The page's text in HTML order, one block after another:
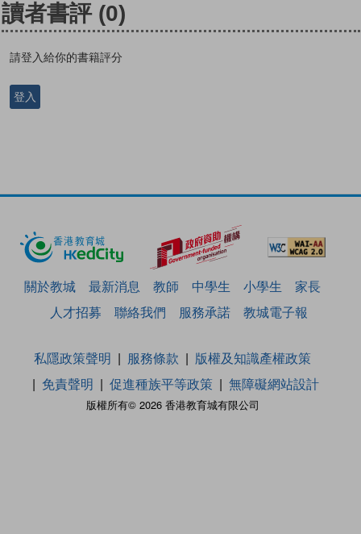
讀者書評 (0)
請登入給你的書籍評分
登入
關於教城 最新消息 教師 中學生 小學生
家長
人才招募
聯絡我們 服務承諾 教城電子報
版權所有© 2026 香港教育城有限公司
私隱政策聲明 服務條款
版權及知識產權政策
免責聲明
促進種族平等政策 無障礙網站設計